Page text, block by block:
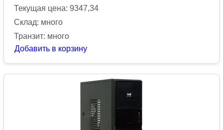
Текущая цена: 9347,34
Склад: много
Транзит: много
Добавить в корзину